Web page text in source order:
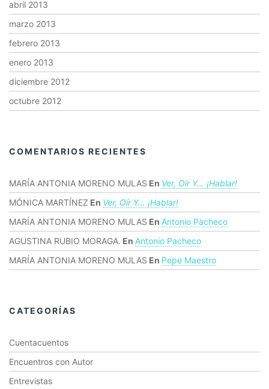
abril 2013
marzo 2013
febrero 2013
enero 2013
diciembre 2012
octubre 2012
COMENTARIOS RECIENTES
MARÍA ANTONIA MORENO MULAS En Ver, Oír Y… ¡hablar!
MÓNICA MARTÍNEZ En Ver, Oír Y… ¡hablar!
MARÍA ANTONIA MORENO MULAS En Antonio Pacheco
AGUSTINA RUBIO MORAGA. En Antonio Pacheco
MARÍA ANTONIA MORENO MULAS En Pepe Maestro
CATEGORÍAS
Cuentacuentos
Encuentros con Autor
Entrevistas